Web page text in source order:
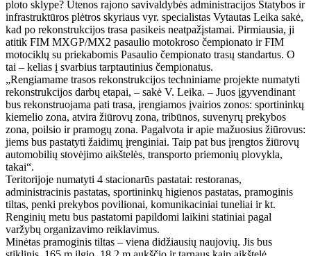
ploto sklype? Utenos rajono savivaldybės administracijos Statybos ir
infrastruktūros plėtros skyriaus vyr. specialistas Vytautas Leika sakė,
kad po rekonstrukcijos trasa pasikeis neatpažįstamai. Pirmiausia, ji
atitik FIM MXGP/MX2 pasaulio motokroso čempionato ir FIM
motociklų su priekabomis Pasaulio čempionato trasų standartus. O
tai – kelias į svarbius tarptautinius čempionatus.
„Rengiamame trasos rekonstrukcijos techniniame projekte numatyti
rekonstrukcijos darbų etapai, – sakė V. Leika. – Juos įgyvendinant
bus rekonstruojama pati trasa, įrengiamos įvairios zonos: sportininkų
kiemelio zona, atvira žiūrovų zona, tribūnos, suvenyrų prekybos
zona, poilsio ir pramogų zona. Pagalvota ir apie mažuosius žiūrovus:
jiems bus pastatyti žaidimų įrenginiai. Taip pat bus įrengtos žiūrovų
automobilių stovėjimo aikštelės, transporto priemonių plovykla,
takai“.
Teritorijoje numatyti 4 stacionarūs pastatai: restoranas,
administracinis pastatas, sportininkų higienos pastatas, pramoginis
tiltas, penki prekybos povilionai, komunikaciniai tuneliai ir kt.
Renginių metu bus pastatomi papildomi laikini statiniai pagal
varžybų organizavimo reiklavimus.
Minėtas pramoginis tiltas – viena didžiausių naujovių. Jis bus